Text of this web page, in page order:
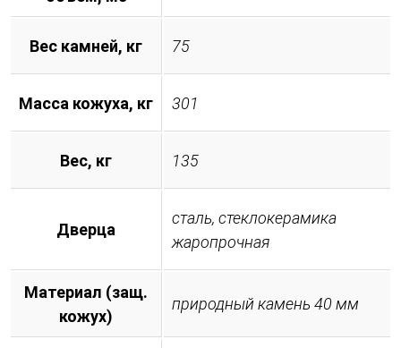
Вес камней, кг 75
Масса кожуха, кг 301
Вес, кг 135
Дверца
сталь, стеклокерамика
жаропрочная
Материал (защ.
кожух)
природный камень 40 мм